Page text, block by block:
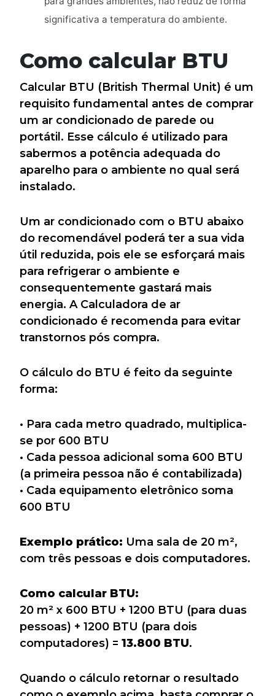
significativa a temperatura do ambiente.
Como calcular BTU
Calcular BTU (British Thermal Unit) é um
requisito fundamental antes de comprar
um ar condicionado de parede ou
portátil. Esse cálculo é utilizado para
sabermos a potência adequada do
aparelho para o ambiente no qual será
instalado.
Um ar condicionado com o BTU abaixo
do recomendável poderá ter a sua vida
útil reduzida, pois ele se esforçará mais
para refrigerar o ambiente e
consequentemente gastará mais
energia. A Calculadora de ar
condicionado é recomenda para evitar
transtornos pós compra.
O cálculo do BTU é feito da seguinte
forma:
• Para cada metro quadrado, multiplica-
se por 600 BTU
• Cada pessoa adicional soma 600 BTU
(a primeira pessoa não é contabilizada)
• Cada equipamento eletrônico soma
600 BTU
Exemplo prático: Uma sala de 20 m²,
com três pessoas e dois computadores.
Como calcular BTU:
20 m² x 600 BTU + 1200 BTU (para duas
pessoas) + 1200 BTU (para dois
computadores) = 13.800 BTU.
Quando o cálculo retornar o resultado